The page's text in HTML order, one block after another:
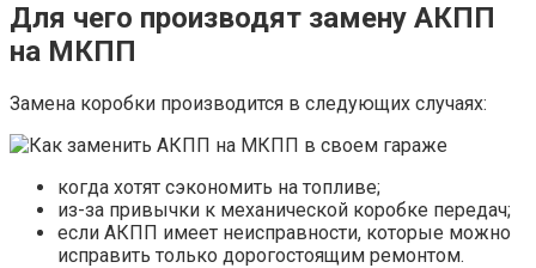
Для чего производят замену АКПП
на МКПП
Замена коробки производится в следующих случаях:
когда хотят сэкономить на топливе;
из-за привычки к механической коробке передач;
если АКПП имеет неисправности, которые можно
исправить только дорогостоящим ремонтом.